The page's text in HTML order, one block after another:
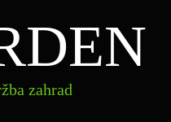
zahrad